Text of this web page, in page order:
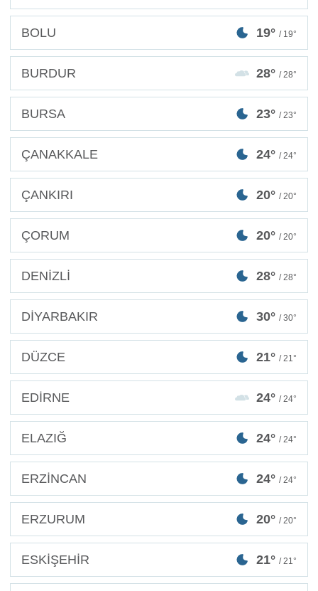
BOLU 19° / 19°
BURDUR 28° / 28°
BURSA 23° / 23°
ÇANAKKALE 24° / 24°
ÇANKIRI 20° / 20°
ÇORUM 20° / 20°
DENİZLİ 28° / 28°
DİYARBAKIR 30° / 30°
DÜZCE 21° / 21°
EDİRNE 24° / 24°
ELAZIĞ 24° / 24°
ERZİNCAN 24° / 24°
ERZURUM 20° / 20°
ESKİŞEHİR 21° / 21°